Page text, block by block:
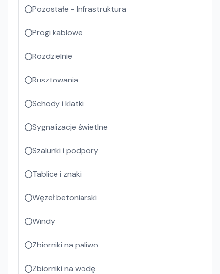
Pozostałe - Infrastruktura
Progi kablowe
Rozdzielnie
Rusztowania
Schody i klatki
Sygnalizacje świetlne
Szalunki i podpory
Tablice i znaki
Węzeł betoniarski
Windy
Zbiorniki na paliwo
Zbiorniki na wodę